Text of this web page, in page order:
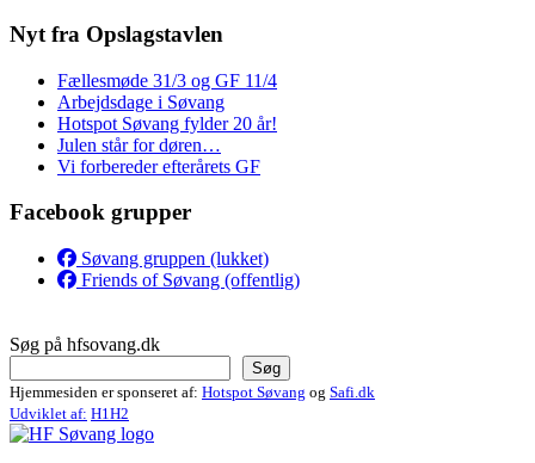
Nyt fra Opslagstavlen
Fællesmøde 31/3 og GF 11/4
Arbejdsdage i Søvang
Hotspot Søvang fylder 20 år!
Julen står for døren…
Vi forbereder efterårets GF
Facebook grupper
Søvang gruppen (lukket)
Friends of Søvang (offentlig)
Søg på hfsovang.dk
Søg
Hjemmesiden er sponseret af: Hotspot Søvang og Safi.dk
Udviklet af: H1H2